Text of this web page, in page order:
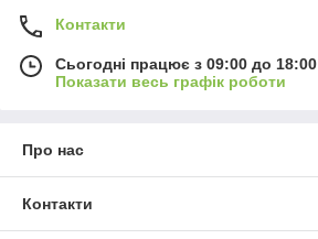
Контакти
Сьогодні працює з 09:00 до 18:00
Показати весь графік роботи
Про нас
Контакти